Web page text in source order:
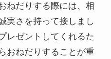
ねだりする際には、相
実さを持って接しまし
レゼントしてくれるた
おねだりすることが重